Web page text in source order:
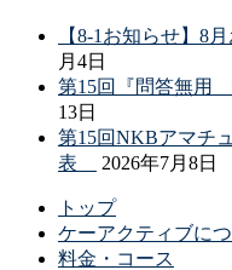
【8-1お知らせ】8
月4日
第15回『問答無用
13日
第15回NKBアマチ
表
2026年7月8日
トップ
ケーアクティブに
料金・コース